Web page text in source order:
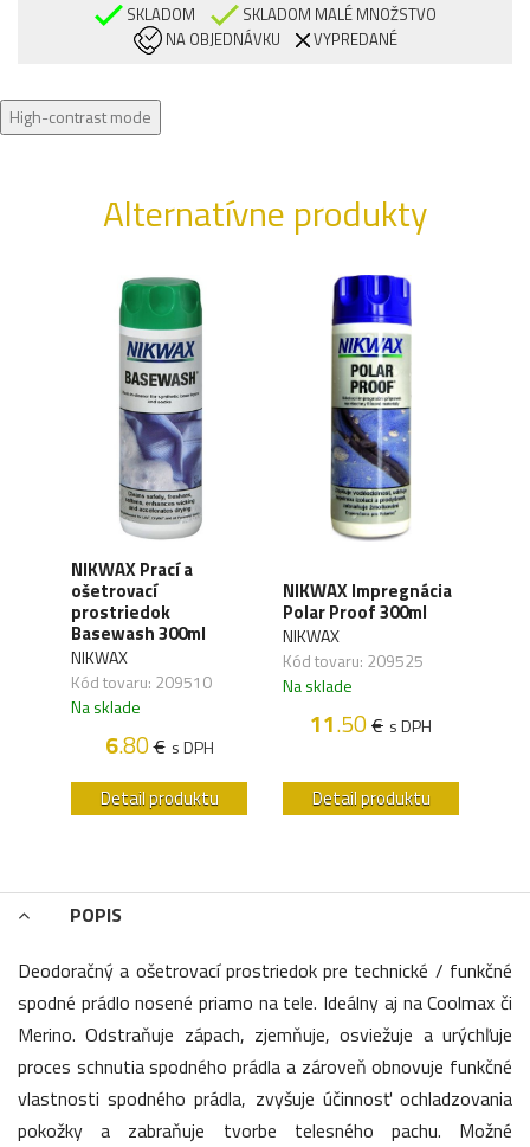
SKLADOM
SKLADOM MALÉ MNOŽSTVO
NA OBJEDNÁVKU
VYPREDANÉ
High-contrast mode
Alternatívne produkty
NIKWAX Prací a
ošetrovací
prostriedok
Basewash 300ml
NIKWAX
Kód tovaru: 209510
Na sklade
6.80€ s DPH
Detail produktu
NIKWAX Impregnácia
Polar Proof 300ml
NIKWAX
Kód tovaru: 209525
Na sklade
11.50€ s DPH
Detail produktu
POPIS
Deodoračný a ošetrovací prostriedok pre technické / funkčné
spodné prádlo nosené priamo na tele. Ideálny aj na Coolmax či
Merino. Odstraňuje zápach, zjemňuje, osviežuje a urýchľuje
proces schnutia spodného prádla a zároveň obnovuje funkčné
vlastnosti spodného prádla, zvyšuje účinnosť ochladzovania
pokožky a zabraňuje tvorbe telesného pachu. Možné